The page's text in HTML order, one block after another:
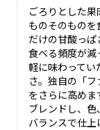
ごろりとした
ものそのもの
だけの⽢酸っ
⾷べる頻度が減
軽に味わってい
さ。独自の「
をさらに高め
ブレンドし、
バランスで仕上